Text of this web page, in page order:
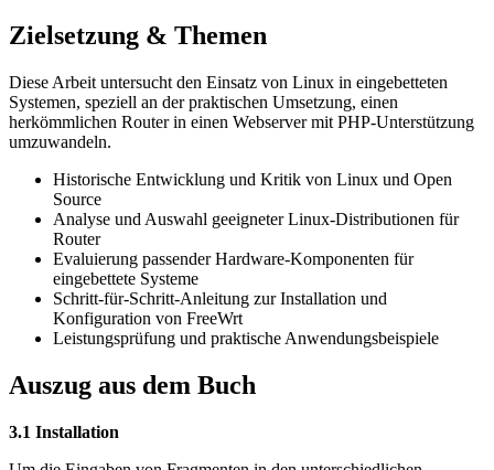
Zielsetzung & Themen
Diese Arbeit untersucht den Einsatz von Linux in eingebetteten
Systemen, speziell an der praktischen Umsetzung, einen
herkömmlichen Router in einen Webserver mit PHP-Unterstützung
umzuwandeln.
Historische Entwicklung und Kritik von Linux und Open
Source
Analyse und Auswahl geeigneter Linux-Distributionen für
Router
Evaluierung passender Hardware-Komponenten für
eingebettete Systeme
Schritt-für-Schritt-Anleitung zur Installation und
Konfiguration von FreeWrt
Leistungsprüfung und praktische Anwendungsbeispiele
Auszug aus dem Buch
3.1 Installation